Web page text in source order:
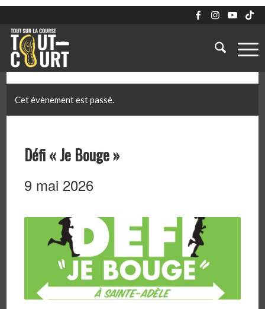
Cet évènement est passé.
Défi « Je Bouge »
9 mai 2026